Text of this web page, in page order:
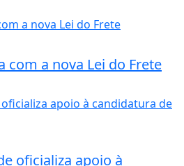
com a nova Lei do Frete
oficializa apoio à